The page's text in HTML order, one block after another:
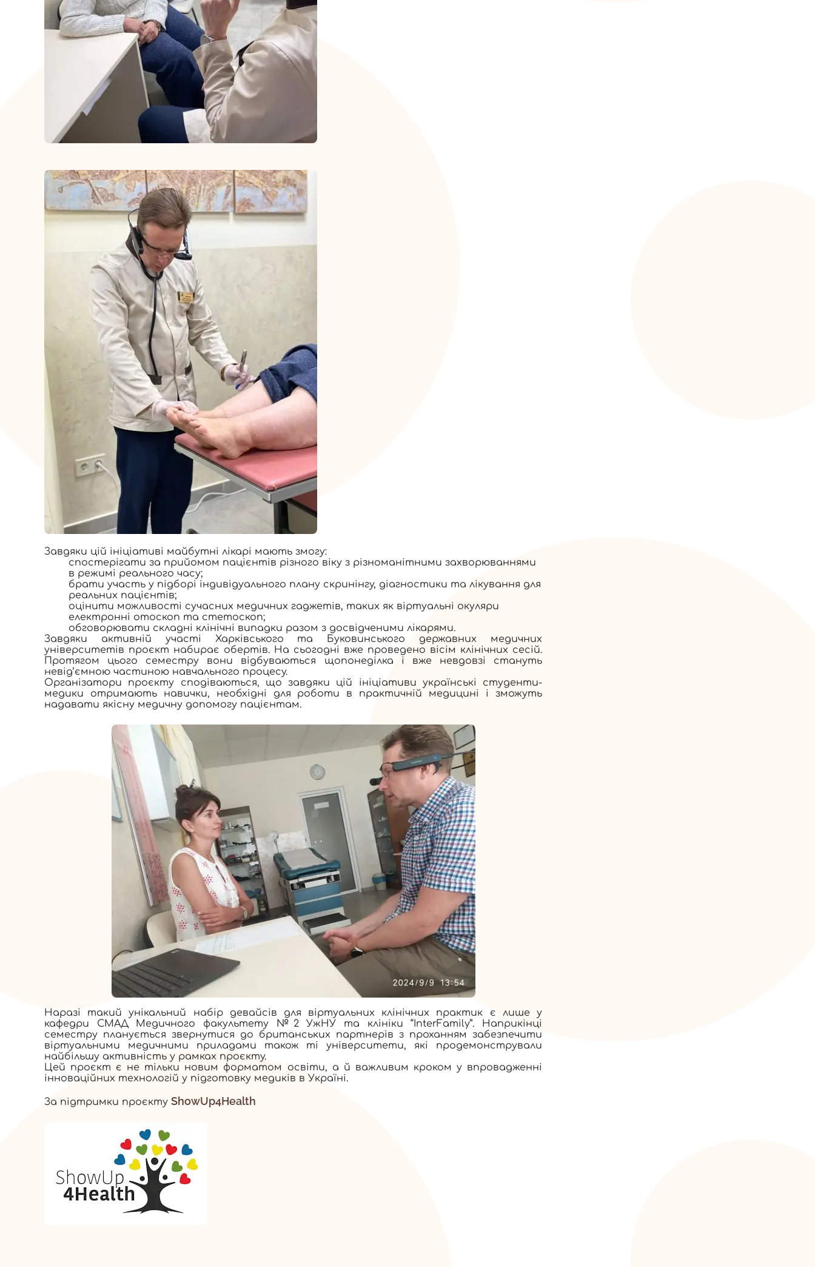
Завдяки цій ініціативі майбутні лікарі мають змогу:
спостерігати за прийомом пацієнтів різного віку з різноманітними захворюваннями
в режимі реального часу;
брати участь у підборі індивідуального плану скринінгу, діагностики та лікування для
реальних пацієнтів;
оцінити можливості сучасних медичних гаджетів, таких як віртуальні окуляри
електронні отоскоп та стетоскоп;
обговорювати складні клінічні випадки разом з досвідченими лікарями.
Завдяки активній участі Харківського та Буковинського державних медичних
університетів проєкт набирає обертів. На сьогодні вже проведено вісім клінічних сесій.
Протягом цього семестру вони відбуваються щопонеділка і вже невдовзі стануть
невід’ємною частиною навчального процесу.
Організатори проєкту сподіваються, що завдяки цій ініціативи українські студенти-
медики отримають навички, необхідні для роботи в практичній медицині і зможуть
надавати якісну медичну допомогу пацієнтам.
Наразі такий унікальний набір девайсів для віртуальних клінічних практик є лише у
кафедри СМАД Медичного факультету №2 УжНУ та клініки “InterFamily”. Наприкінці
семестру планується звернутися до британських партнерів з проханням забезпечити
віртуальними медичними приладами також ті університети, які продемонстрували
найбільшу активність у рамках проєкту.
Цей проєкт є не тільки новим форматом освіти, а й важливим кроком у впровадженні
інноваційних технологій у підготовку медиків в Україні.
За підтримки проєкту ShowUp4Health